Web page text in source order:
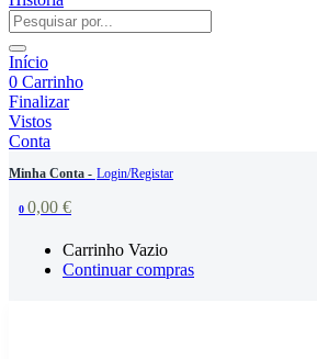
Início
0 Carrinho
Finalizar
Vistos
Conta
Minha Conta - Login/Registar
0 0,00 €
Carrinho Vazio
Continuar compras